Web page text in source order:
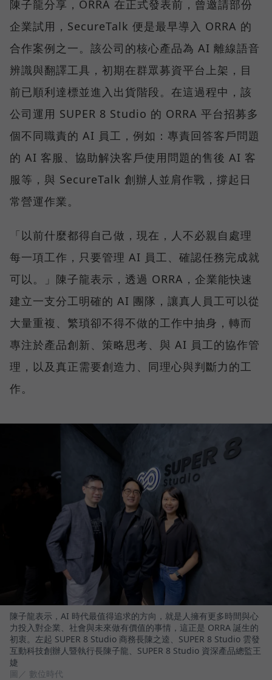
陳子龍分享，ORRA 在正式發表前，曾邀請部份
企業試用，SecureTalk 便是最早導入 ORRA 的
合作案例之一。該公司的核心產品為 AI 離線語音
辨識與翻譯工具，初期在群眾募資平台上架，目
前已順利達標並進入出貨階段。在這過程中，該
公司運用 SUPER 8 Studio 的 ORRA 平台招募多
個不同職責的 AI 員工，例如：專責回答客戶問題
的 AI 客服、協助解決客戶使用問題的售後 AI 客
服等，與 SecureTalk 創辦人並肩作戰，撐起日
常營運作業。
「以前什麼都得自己做，現在，人不必親自處理
每一項工作，只要管理 AI 員工、確認任務完成就
可以。」陳子龍表示，透過 ORRA，企業能快速
建立一支分工明確的 AI 團隊，讓真人員工可以從
大量重複、繁瑣卻不得不做的工作中抽身，轉而
專注於產品創新、策略思考、與 AI 員工的協作管
理，以及真正需要創造力、同理心與判斷力的工
作。
陳子龍表示，AI 時代最值得追求的方向，就是人擁有更多時間與心
力投入對企業、社會與未來做有價值的事情，這正是 ORRA 誕生的
初衷。左起 SUPER 8 Studio 商務長陳之逵、SUPER 8 Studio 雲發
互動科技創辦人暨執行長陳子龍、SUPER 8 Studio 資深產品總監王
婕
圖／ 數位時代